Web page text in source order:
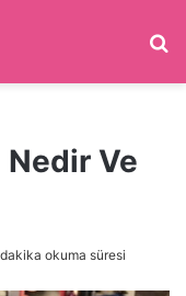
Nedir Ve
okuma süresi